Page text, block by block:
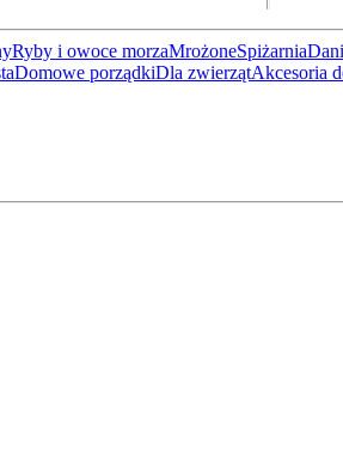
Ryby i owoce morzaMrożoneSpiżarnia
Domowe porządkiDla zwierzątAkcesoria